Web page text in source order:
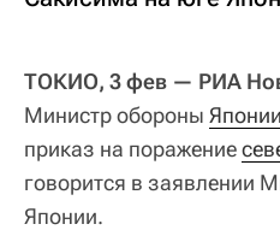
ТОКИО, 3 фев — РИА
Министр обороны Японии
приказ на поражение
говорится в заявлении
Японии.